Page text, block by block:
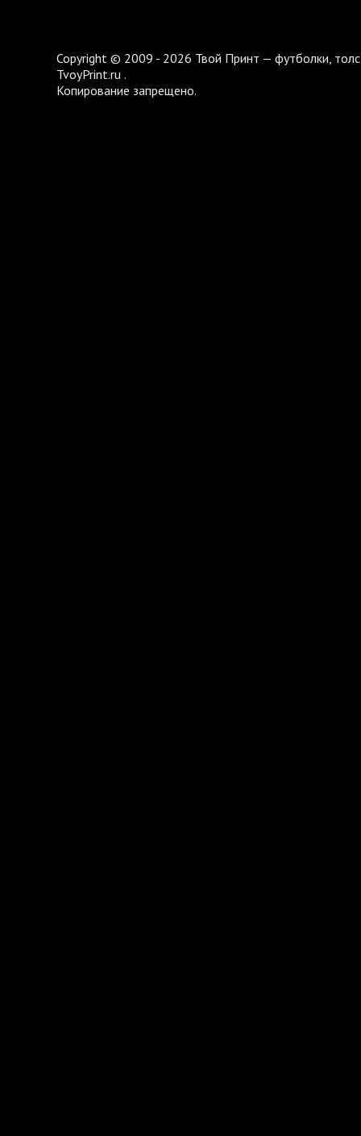
Copyright © 2009 - 2026 Твой Принт — футболки,
TvoyPrint.ru .
Копирование запрещено.